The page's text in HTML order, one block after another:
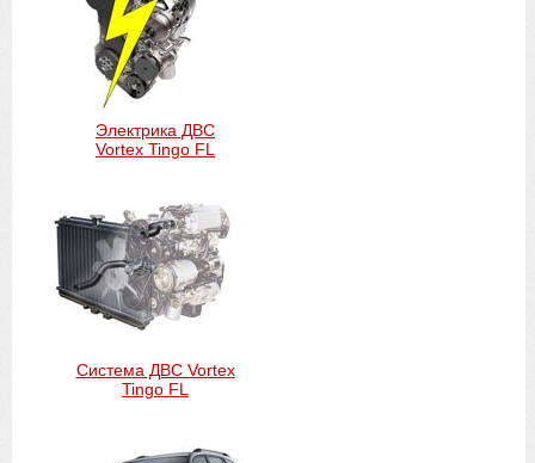
Электрика ДВС
Vortex Tingo FL
Система ДВС Vortex
Tingo FL